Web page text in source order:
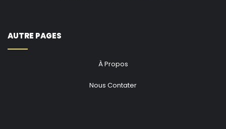
AUTRE PAGES
À Propos
Nous Contater